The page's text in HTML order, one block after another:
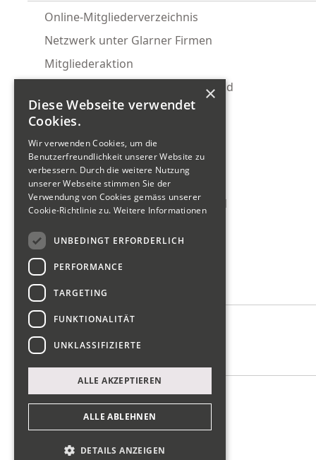
Online-Mitgliederverzeichnis
Netzwerk unter Glarner Firmen
Mitgliederaktion
Glarnermesse Gemeinschaftsstand
Ostwind Firmenabo
Wirtschaftsförderung
Tour de Gwärb Teilnahme
Schweizerischer Gewerbeverband
SIU Förderung KMU
Wer wir sind
Vorstand
Kontakt
Impressum
Datenschutz
×
Diese Webseite verwendet
Cookies.
Wir verwenden Cookies, um die
Benutzerfreundlichkeit unserer Website zu
verbessern. Durch die weitere Nutzung
unserer Webseite stimmen Sie der
Verwendung von Cookies gemäss unserer
Cookie-Richtlinie zu. Weitere Informationen
UNBEDINGT ERFORDERLICH
PERFORMANCE
TARGETING
FUNKTIONALITÄT
UNKLASSIFIZIERTE
ALLE AKZEPTIEREN
ALLE ABLEHNEN
DETAILS ANZEIGEN